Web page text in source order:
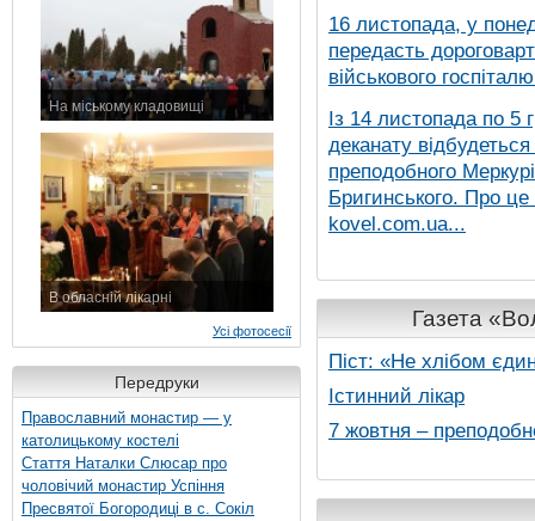
На міському кладовищі
В обласній лікарні
Усі фотосесії
Передруки
Православний монастир — у
католицькому костелі
Стаття Наталки Слюсар про
чоловічий монастир Успіння
Пресвятої Богородиці в с. Сокіл
16 листопада, у
передасть
військового
Із 14 листопада по 5
деканату
преподобного
Бригинського. Про
kovel.com.ua...
Газета
Піст: «Не хлібом
Істинний лікар
7 жовтня –